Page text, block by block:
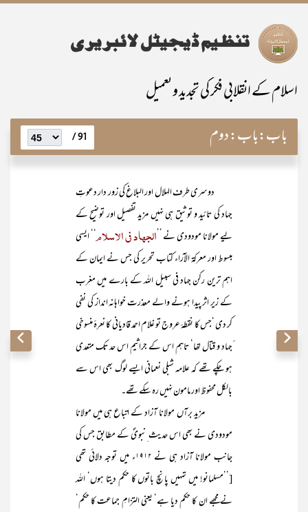
اسلام کے انقلابی فکر کی تجدید و تعمیل
باب:باب: دوم 91 /
دوسری طرف الہلال اور البلاغ کی زور دار دعوتِ
جہاد کی تائید و توثیق ہی نہیں مزید تفصیل اور توضیح کے
لیے مولانا مودودی نے ’’ الجہاد فی الاسلام‘‘ ایسی
مبسوط اور معرکۃ الآراء کتاب تحریر کی جس نے ایمان کے
اہم ترین رکن جہاد فی سبیل اللہ کے بارے میں مغرب
کے زیر اثر پیدا ہونے والے معذرت خواہانہ انداز کی نفی
کر دی ‘جس کا نقطۂ عروج تو غلام احمد قادیانی کا نعرۂ منسوخی
ٔجہاد و قتال تھا‘ تاہم اس کے جراثیم اس حد تک متعدی
ہو چکے تھے کہ علامہ شبلی نعمانی ایسے لوگ بھی اس سے
بالکل محفوظ اور مامون نہیں رہ سکے تھے۔
مزید برآں مولانا آزاد کے اتباع ہی میں مولانا
مودودی نے بھی اس حدیث ِنبویؐ کے مطابق جس کی
جانب مولانا آزاد ہی نے ۱۹۱۲ء میں توجہ دلائی تھی
[’’مسلمانو! میں تمہیں پانچ باتوں کا حکم دیتا ہوں‘ اللہ
نے مجھے ان کا حکم دیا ہے‘ یعنی التزامِ جماعت کا حکم‘